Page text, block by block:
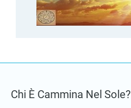
Chi È Cammina Nel Sole?